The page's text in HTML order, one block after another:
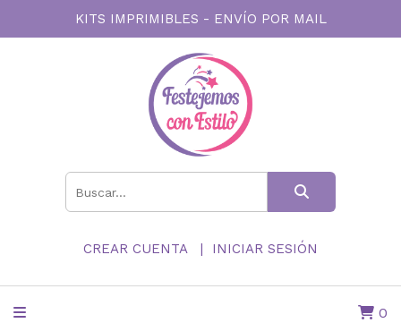
KITS IMPRIMIBLES - ENVÍO POR MAIL
CREAR CUENTA INICIAR SESIÓN
0